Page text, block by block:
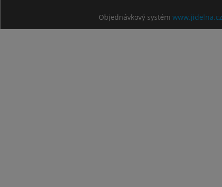
Objednávkový systém www.jidelna.cz